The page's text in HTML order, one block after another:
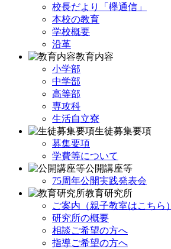
校長だより「欅通信」
本校の教育
学校概要
沿革
教育内容
小学部
中学部
高等部
専攻科
生活自立寮
生徒募集要項
募集要項
学費等について
公開講座等
75周年公開実践発表会
教育研究所
ご案内（親子教室はこちら）
研究所の概要
相談ご希望の方へ
指導ご希望の方へ